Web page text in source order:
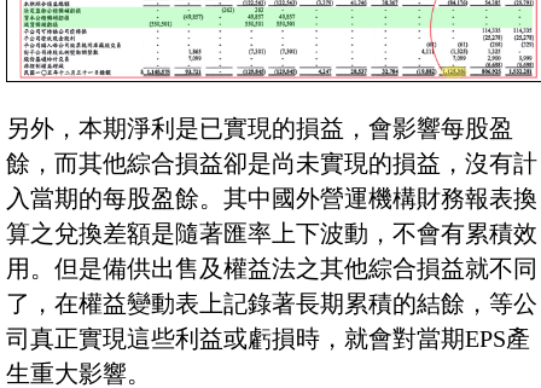
另外，本期淨利是已實現的損益，會影響每股盈
餘，而其他綜合損益卻是尚未實現的損益，沒有計
入當期的每股盈餘。其中國外營運機構財務報表換
算之兌換差額是隨著匯率上下波動，不會有累積效
用。但是備供出售及權益法之其他綜合損益就不同
了，在權益變動表上記錄著長期累積的結餘，等公
司真正實現這些利益或虧損時，就會對當期EPS產
生重大影響。